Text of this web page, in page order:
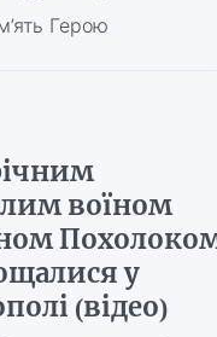
Герою
воїном
у
(відео)